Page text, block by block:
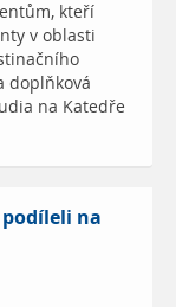
kteří
v oblasti
doplňková
na Katedře
na